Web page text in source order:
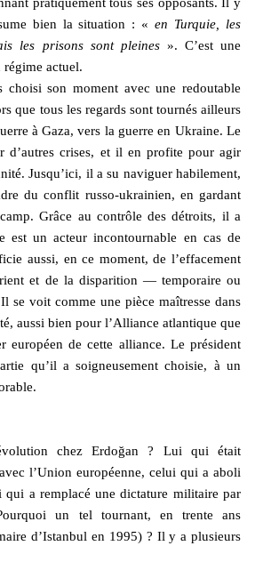
bien la situation : «en Turquie, les
les prisons sont pleines». C’est une
régime actuel.
choisi son moment avec une redoutable
que tous les regards sont tournés ailleurs
à Gaza, vers la guerre en Ukraine. Le
d’autres crises, et il en profite pour agir
Jusqu’ici, il a su naviguer habilement,
du conflit russo-ukrainien, en gardant
Grâce au contrôle des détroits, il a
est un acteur incontournable en cas de
aussi, en ce moment, de l’effacement
et de la disparition — temporaire ou
voit comme une pièce maîtresse dans
aussi bien pour l’Alliance atlantique que
européen de cette alliance. Le président
qu’il a soigneusement choisie, à un
chez Erdoğan ? Lui qui était
l’Union européenne, celui qui a aboli
a remplacé une dictature militaire par
un tel tournant, en trente ans
d’Istanbul en 1995) ? Il y a plusieurs